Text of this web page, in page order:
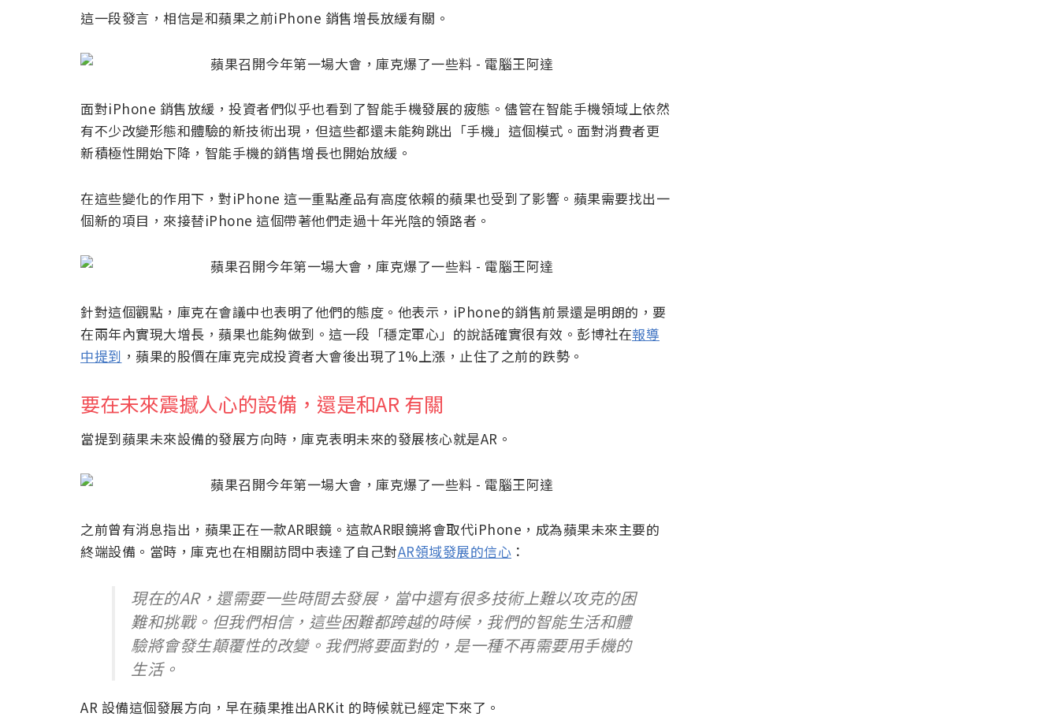
這一段發言，相信是和蘋果之前iPhone 銷售增長放緩有關。
面對iPhone 銷售放緩，投資者們似乎也看到了智能手機發展的疲態。儘管在智能手機領域上依然
有不少改變形態和體驗的新技術出現，但這些都還未能夠跳出「手機」這個模式。面對消費者更
新積極性開始下降，智能手機的銷售增長也開始放緩。
在這些變化的作用下，對iPhone 這一重點產品有高度依賴的蘋果也受到了影響。蘋果需要找出一
個新的項目，來接替iPhone 這個帶著他們走過十年光陰的領路者。
針對這個觀點，庫克在會議中也表明了他們的態度。他表示，iPhone的銷售前景還是明朗的，要
在兩年內實現大增長，蘋果也能夠做到。這一段「穩定軍心」的說話確實很有效。彭博社在報導
中提到 ，蘋果的股價在庫克完成投資者大會後出現了1%上漲，止住了之前的跌勢。
要在未來震撼人心的設備，還是和AR 有關
當提到蘋果未來設備的發展方向時，庫克表明未來的發展核心就是AR。
之前曾有消息指出，蘋果正在一款AR眼鏡。這款AR眼鏡將會取代iPhone，成為蘋果未來主要的
終端設備。當時，庫克也在相關訪問中表達了自己對AR領域發展的信心 ：
現在的AR，還需要一些時間去發展，當中還有很多技術上難以攻克的困
難和挑戰。但我們相信，這些困難都跨越的時候，我們的智能生活和體
驗將會發生顛覆性的改變。我們將要面對的，是一種不再需要用手機的
生活。
AR 設備這個發展方向，早在蘋果推出ARKit 的時候就已經定下來了。